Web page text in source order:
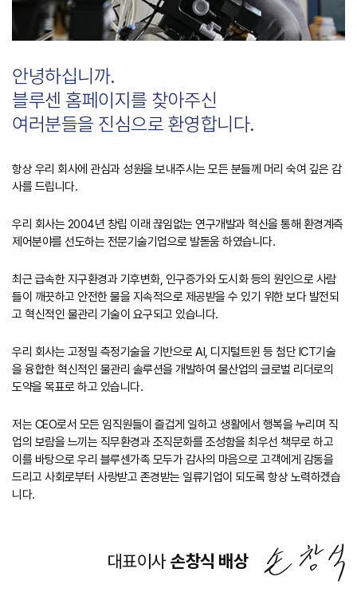
안녕하십니까.
블루센 홈페이지를 찾아주신
여러분들을 진심으로 환영합니다.
항상 우리 회사에 관심과 성원을 보내주시는 모든 분들께 머리 숙여 깊은 감
사를 드립니다.
우리 회사는 2004년 창립 이래 끊임없는 연구개발과 혁신을 통해 환경계측
제어분야를 선도하는 전문기술기업으로 발돋움 하였습니다.
최근 급속한 지구환경과 기후변화, 인구증가와 도시화 등의 원인으로 사람
들이 깨끗하고 안전한 물을 지속적으로 제공받을 수 있기 위한 보다 발전되
고 혁신적인 물관리 기술이 요구되고 있습니다.
우리 회사는 고정밀 측정기술을 기반으로 AI, 디지털트윈 등 첨단 ICT기술
을 융합한 혁신적인 물관리 솔루션을 개발하여 물산업의 글로벌 리더로의
도약을 목표로 하고 있습니다.
저는 CEO로서 모든 임직원들이 즐겁게 일하고 생활에서 행복을 누리며 직
업의 보람을 느끼는 직무환경과 조직문화를 조성함을 최우선 책무로 하고
이를 바탕으로 우리 블루센가족 모두가 감사의 마음으로 고객에게 감동을
드리고 사회로부터 사랑받고 존경받는 일류기업이 되도록 항상 노력하겠습
니다.
대표이사손창식 배상